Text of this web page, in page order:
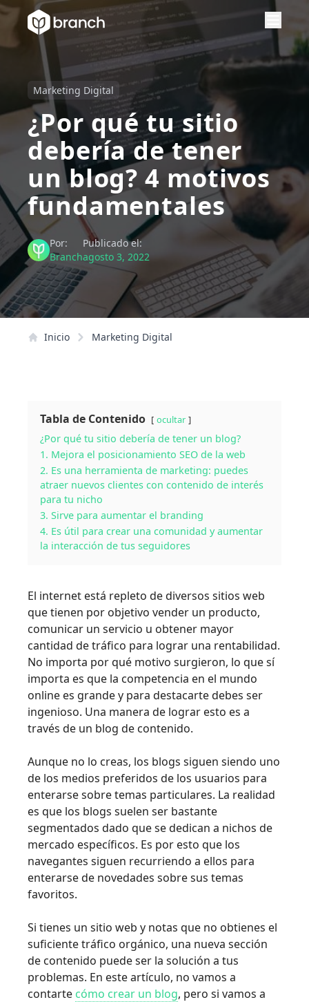
Marketing Digital
¿Por qué tu sitio
debería de tener
un blog? 4 motivos
fundamentales
Por:
Branch
Publicado el:
agosto 3, 2022
Inicio Marketing Digital
Tabla de Contenido ocultar
¿Por qué tu sitio debería de tener un blog?
1. Mejora el posicionamiento SEO de la web
2. Es una herramienta de marketing: puedes
atraer nuevos clientes con contenido de interés
para tu nicho
3. Sirve para aumentar el branding
4. Es útil para crear una comunidad y aumentar
la interacción de tus seguidores
El internet está repleto de diversos sitios web
que tienen por objetivo vender un producto,
comunicar un servicio u obtener mayor
cantidad de tráfico para lograr una rentabilidad.
No importa por qué motivo surgieron, lo que sí
importa es que la competencia en el mundo
online es grande y para destacarte debes ser
ingenioso. Una manera de lograr esto es a
través de un blog de contenido.
Aunque no lo creas, los blogs siguen siendo uno
de los medios preferidos de los usuarios para
enterarse sobre temas particulares. La realidad
es que los blogs suelen ser bastante
segmentados dado que se dedican a nichos de
mercado específicos. Es por esto que los
navegantes siguen recurriendo a ellos para
enterarse de novedades sobre sus temas
favoritos.
Si tienes un sitio web y notas que no obtienes el
suficiente tráfico orgánico, una nueva sección
de contenido puede ser la solución a tus
problemas. En este artículo, no vamos a
contarte cómo crear un blog, pero si vamos a